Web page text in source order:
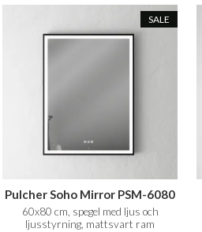
SALE
Pulcher Soho Mirror PSM-6080
60x80 cm, spegel med ljus och
ljusstyrning, mattsvart ram